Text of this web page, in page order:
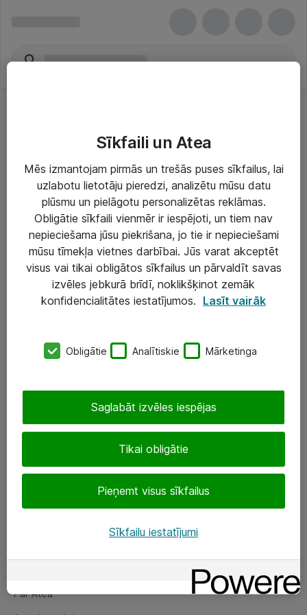
Risinājumi & Pakalpojumi
IT serviss un atbalsts
IT infrastruktūra
Darba vietu IT risinājumi
Serveri un datu centri
SIA „ATEA”
eShop@atea.lv
Sekojiet mums
Par Atea
Par Atea
Sīkfaili un Atea
Mēs izmantojam pirmās un trešās puses sīkfailus, lai
uzlabotu lietotāju pieredzi, analizētu mūsu datu
plūsmu un pielāgotu personalizētas reklāmas.
Obligātie sīkfaili vienmēr ir iespējoti, un tiem nav
nepieciešama jūsu piekrišana, jo tie ir nepieciešami
mūsu tīmekļa vietnes darbībai. Jūs varat akceptēt
visus vai tikai obligātos sīkfailus un pārvaldīt savas
izvēles jebkurā brīdī, noklikšķinot zemāk
konfidencialitātes iestatījumos. Lasīt vairāk
Obligātie Analītiskie Mārketinga
Tikai obligātie
Pieņemt visus sīkfailus
Saglabāt izvēles iespējas
Sīkfailu iestatījumi